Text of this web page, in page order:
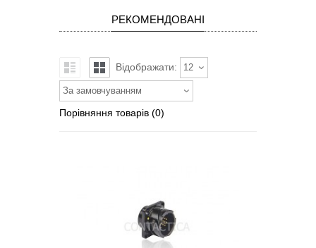
РЕКОМЕНДОВАНІ
Відображати: 12
За замовчуванням
Порівняння товарів (0)